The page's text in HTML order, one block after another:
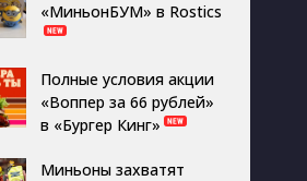
«МиньонБУМ» в Rostics
Полные условия акции
«Воппер за 66 рублей»
в «Бургер Кинг»
Миньоны захватят